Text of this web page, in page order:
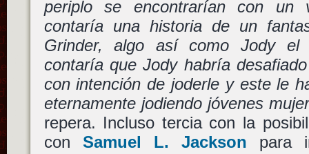
periplo se encontrarían con un
contaría una historia de un
Grinder, algo así como Jody el
contaría que Jody habría
con intención de joderle y este le
eternamente jodiendo jóvenes
repera. Incluso tercia con la
con Samuel L. Jackson para